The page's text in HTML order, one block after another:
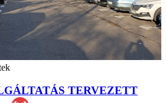
TERVEZETT